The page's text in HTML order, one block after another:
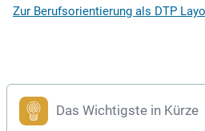
Zur Berufsorientierung als DTP
Das Wichtigste in Kürze